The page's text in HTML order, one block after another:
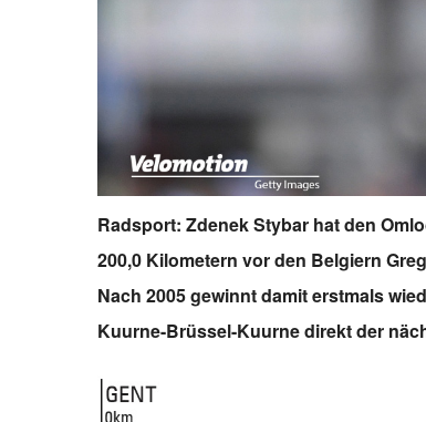
Radsport: Zdenek Stybar hat den
200,0 Kilometern vor den Belgiern
Nach 2005 gewinnt damit erstmals
Kuurne-Brüssel-Kuurne direkt der